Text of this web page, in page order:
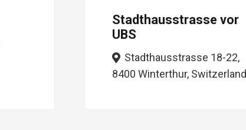
Stadthausstrasse vor
UBS
Stadthausstrasse 18-22,
8400 Winterthur, Switzerland